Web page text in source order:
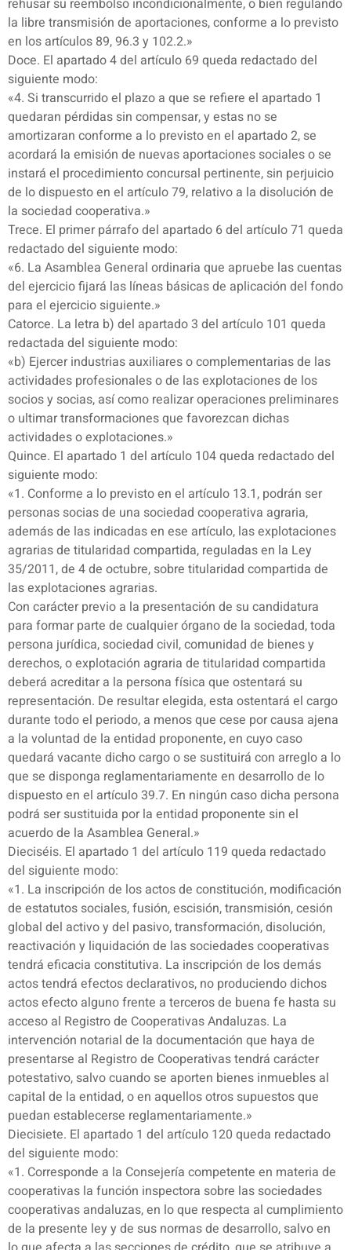
la libre transmisión de aportaciones, conforme a lo previsto
en los artículos 89, 96.3 y 102.2.»
Doce. El apartado 4 del artículo 69 queda redactado del
siguiente modo:
«4. Si transcurrido el plazo a que se refiere el apartado 1
quedaran pérdidas sin compensar, y estas no se
amortizaran conforme a lo previsto en el apartado 2, se
acordará la emisión de nuevas aportaciones sociales o se
instará el procedimiento concursal pertinente, sin perjuicio
de lo dispuesto en el artículo 79, relativo a la disolución de
la sociedad cooperativa.»
Trece. El primer párrafo del apartado 6 del artículo 71 queda
redactado del siguiente modo:
«6. La Asamblea General ordinaria que apruebe las cuentas
del ejercicio fijará las líneas básicas de aplicación del fondo
para el ejercicio siguiente.»
Catorce. La letra b) del apartado 3 del artículo 101 queda
redactada del siguiente modo:
«b) Ejercer industrias auxiliares o complementarias de las
actividades profesionales o de las explotaciones de los
socios y socias, así como realizar operaciones preliminares
o ultimar transformaciones que favorezcan dichas
actividades o explotaciones.»
Quince. El apartado 1 del artículo 104 queda redactado del
siguiente modo:
«1. Conforme a lo previsto en el artículo 13.1, podrán ser
personas socias de una sociedad cooperativa agraria,
además de las indicadas en ese artículo, las explotaciones
agrarias de titularidad compartida, reguladas en la Ley
35/2011, de 4 de octubre, sobre titularidad compartida de
las explotaciones agrarias.
Con carácter previo a la presentación de su candidatura
para formar parte de cualquier órgano de la sociedad, toda
persona jurídica, sociedad civil, comunidad de bienes y
derechos, o explotación agraria de titularidad compartida
deberá acreditar a la persona física que ostentará su
representación. De resultar elegida, esta ostentará el cargo
durante todo el periodo, a menos que cese por causa ajena
a la voluntad de la entidad proponente, en cuyo caso
quedará vacante dicho cargo o se sustituirá con arreglo a lo
que se disponga reglamentariamente en desarrollo de lo
dispuesto en el artículo 39.7. En ningún caso dicha persona
podrá ser sustituida por la entidad proponente sin el
acuerdo de la Asamblea General.»
Dieciséis. El apartado 1 del artículo 119 queda redactado
del siguiente modo:
«1. La inscripción de los actos de constitución, modificación
de estatutos sociales, fusión, escisión, transmisión, cesión
global del activo y del pasivo, transformación, disolución,
reactivación y liquidación de las sociedades cooperativas
tendrá eficacia constitutiva. La inscripción de los demás
actos tendrá efectos declarativos, no produciendo dichos
actos efecto alguno frente a terceros de buena fe hasta su
acceso al Registro de Cooperativas Andaluzas. La
intervención notarial de la documentación que haya de
presentarse al Registro de Cooperativas tendrá carácter
potestativo, salvo cuando se aporten bienes inmuebles al
capital de la entidad, o en aquellos otros supuestos que
puedan establecerse reglamentariamente.»
Diecisiete. El apartado 1 del artículo 120 queda redactado
del siguiente modo:
«1. Corresponde a la Consejería competente en materia de
cooperativas la función inspectora sobre las sociedades
cooperativas andaluzas, en lo que respecta al cumplimiento
de la presente ley y de sus normas de desarrollo, salvo en